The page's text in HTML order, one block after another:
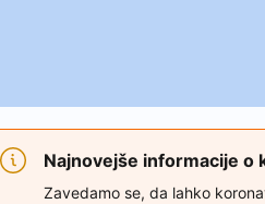
Najnovejše informacije o
Zavedamo se, da lahko